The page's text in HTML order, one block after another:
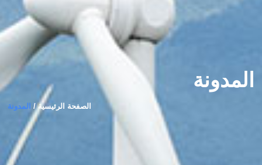
المدونة
الصفحة الرئيسية / المدونة